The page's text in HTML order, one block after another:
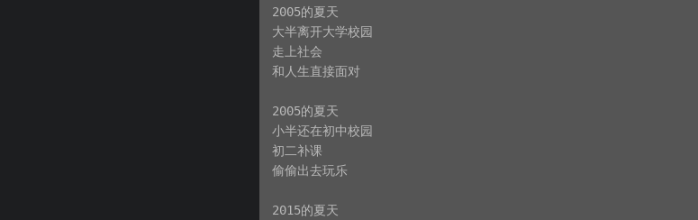
2005的夏天
大半离开大学校园
走上社会
和人生直接面对
2005的夏天
小半还在初中校园
初二补课
偷偷出去玩乐
2015的夏天